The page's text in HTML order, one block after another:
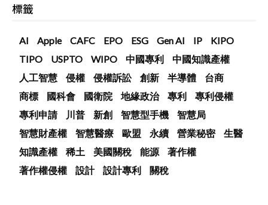
標籤
AI Apple CAFC EPO ESG Gen AI IP
KIPO
TIPO
USPTO WIPO 中國專利
中國知識產權
人工智慧
侵權 侵權訴訟 創新 半導體
台商
商標
國科會 國衛院 地緣政治 專利
專利侵權
專利申請
川普 新創 智慧型手機
智慧局
智慧財產權
智慧醫療 歐盟 永續 營業秘密
生醫
知識產權
稀土 美國關稅 能源
著作權
著作權侵權
設計 設計專利 關稅